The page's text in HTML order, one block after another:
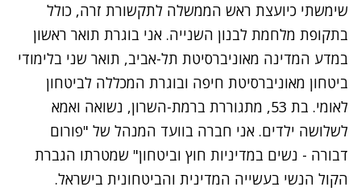
שימשתי כיועצת ראש הממשלה לתקשורת זרה, כולל
בתקופת מלחמת לבנון השנייה. אני בוגרת תואר ראשון
במדע המדינה מאוניברסיטת תל-אביב, תואר שני בלימודי
ביטחון מאוניברסיטת חיפה ובוגרת המכללה לביטחון
לאומי. בת 53, מתגוררת ברמת-השרון, נשואה ואמא
לשלושה ילדים. אני חברה בוועד המנהל של "פורום
דבורה - נשים במדיניות חוץ וביטחון" שמטרתו הגברת
הקול הנשי בעשייה המדינית והביטחונית בישראל.